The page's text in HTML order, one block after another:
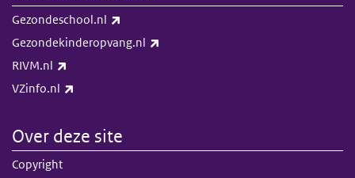
Gezondeschool.nl
Gezondekinderopvang.nl
RIVM.nl
VZinfo.nl
Over deze site
Copyright